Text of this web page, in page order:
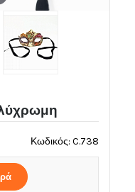
Κωδικός: C.738